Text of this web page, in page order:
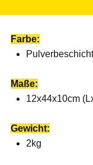
Farbe:
Maße:
12x44x10cm
Gewicht:
2kg